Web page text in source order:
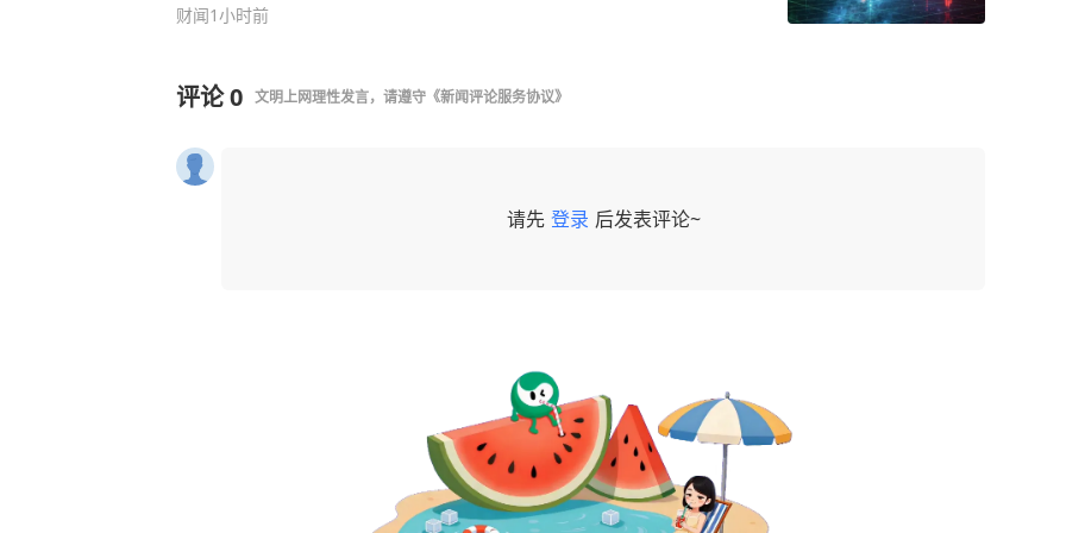
财闻1小时前
评论0 文明上网理性发言，请遵守 《新闻评论服务协议》
请先 登录 后发表评论~